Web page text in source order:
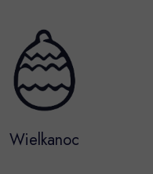
Wielkanoc